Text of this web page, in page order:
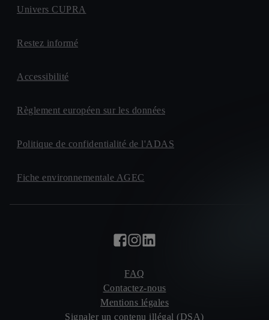
Univers CUPRA
Restez informé
Accessibilité
Règlement européen sur les données
Politique de confidentialité de l'ADAS
Fiche environnementale AGEC
FAQ
Contactez-nous
Mentions légales
Signaler un contenu illégal (DSA)